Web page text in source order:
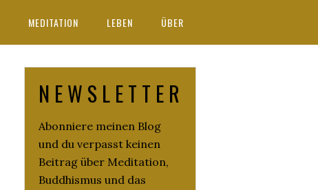
MEDITATION LEBEN ÜBER
N E W S L E T T E R
Abonniere meinen Blog
und du verpasst keinen
Beitrag über Meditation,
Buddhismus und das